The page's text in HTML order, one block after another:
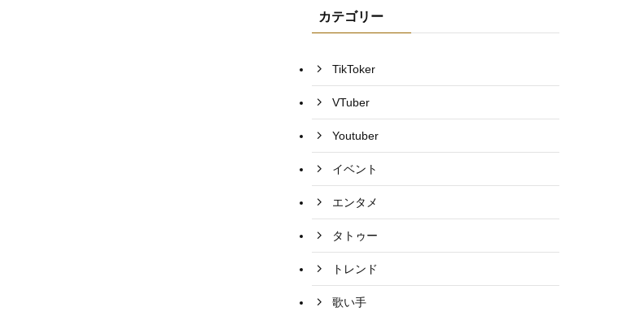
カテゴリー
TikToker
VTuber
Youtuber
イベント
エンタメ
タトゥー
トレンド
歌い手